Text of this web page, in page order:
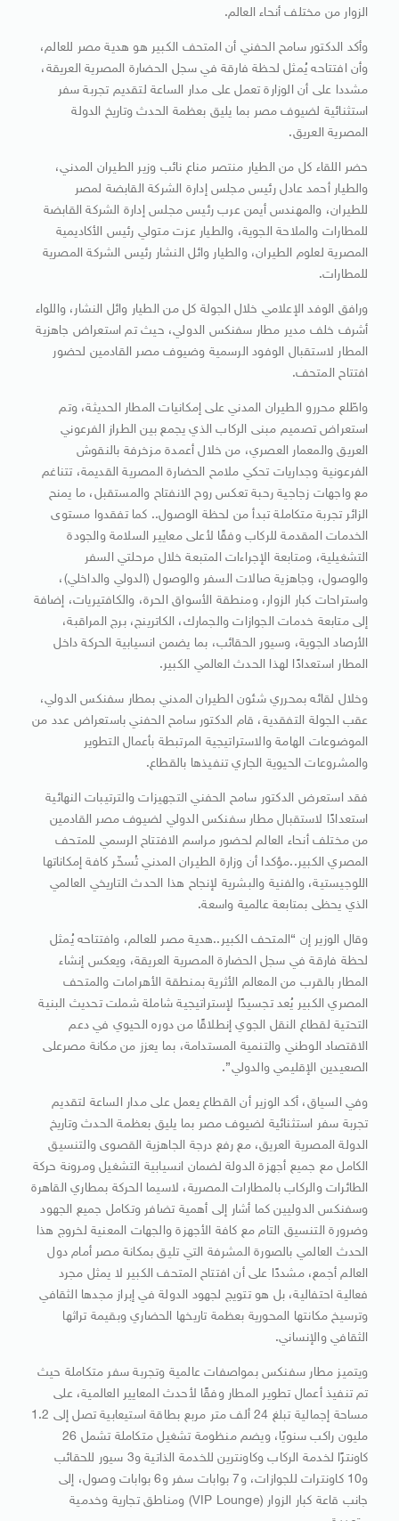
الزوار من مختلف أنحاء العالم.
وأكد الدكتور سامح الحفني أن المتحف الكبير هو هدية مصر للعالم،
وأن افتتاحه يُمثل لحظة فارقة في سجل الحضارة المصرية العريقة،
مشددا على أن الوزارة تعمل على مدار الساعة لتقديم تجربة سفر
استثنائية لضيوف مصر بما يليق بعظمة الحدث وتاريخ الدولة
المصرية العريق.
حضر اللقاء كل من الطيار منتصر مناع نائب وزير الطيران المدني،
والطيار أحمد عادل رئيس مجلس إدارة الشركة القابضة لمصر
للطيران، والمهندس أيمن عرب رئيس مجلس إدارة الشركة القابضة
للمطارات والملاحة الجوية، والطيار عزت متولي رئيس الأكاديمية
المصرية لعلوم الطيران، والطيار وائل النشار رئيس الشركة المصرية
للمطارات.
ورافق الوفد الإعلامي خلال الجولة كل من الطيار وائل النشار، واللواء
أشرف خلف مدير مطار سفنكس الدولي، حيث تم استعراض جاهزية
المطار لاستقبال الوفود الرسمية وضيوف مصر القادمين لحضور
افتتاح المتحف.
واطّلع محررو الطيران المدني على إمكانيات المطار الحديثة، وتم
استعراض تصميم مبنى الركاب الذي يجمع بين الطراز الفرعوني
العريق والمعمار العصري، من خلال أعمدة مزخرفة بالنقوش
الفرعونية وجداريات تحكي ملامح الحضارة المصرية القديمة، تتناغم
مع واجهات زجاجية رحبة تعكس روح الانفتاح والمستقبل، ما يمنح
الزائر تجربة متكاملة تبدأ من لحظة الوصول.. كما تفقدوا مستوى
الخدمات المقدمة للركاب وفقًا لأعلى معايير السلامة والجودة
التشغيلية، ومتابعة الإجراءات المتبعة خلال مرحلتي السفر
والوصول، وجاهزية صالات السفر والوصول (الدولي والداخلي)،
واستراحات كبار الزوار، ومنطقة الأسواق الحرة، والكافتيريات، إضافة
إلى متابعة خدمات الجوازات والجمارك، الكاترينج، برج المراقبة،
الأرصاد الجوية، وسيور الحقائب، بما يضمن انسيابية الحركة داخل
المطار استعدادًا لهذا الحدث العالمي الكبير.
وخلال لقائه بمحرري شئون الطيران المدني بمطار سفنكس الدولي،
عقب الجولة التفقدية، قام الدكتور سامح الحفني باستعراض عدد من
الموضوعات الهامة والاستراتيجية المرتبطة بأعمال التطوير
والمشروعات الحيوية الجاري تنفيذها بالقطاع.
فقد استعرض الدكتور سامح الحفني التجهيزات والترتيبات النهائية
استعدادًا لاستقبال مطار سفنكس الدولي لضيوف مصر القادمين
من مختلف أنحاء العالم لحضور مراسم الافتتاح الرسمي للمتحف
المصري الكبير..مؤكدا أن وزارة الطيران المدني تُسخّر كافة إمكاناتها
اللوجيستية، والفنية والبشرية لإنجاح هذا الحدث التاريخي العالمي
الذي يحظى بمتابعة عالمية واسعة.
وقال الوزير إن “المتحف الكبير..هدية مصر للعالم، وافتتاحه يُمثل
لحظة فارقة في سجل الحضارة المصرية العريقة، ويعكس إنشاء
المطار بالقرب من المعالم الأثرية بمنطقة الأهرامات والمتحف
المصري الكبير يُعد تجسيدًا لإستراتيجية شاملة شملت تحديث البنية
التحتية لقطاع النقل الجوي إنطلاقًا من دوره الحيوي في دعم
الاقتصاد الوطني والتنمية المستدامة، بما يعزز من مكانة مصرعلى
الصعيدين الإقليمي والدولي”.
وفي السياق، أكد الوزير أن القطاع يعمل على مدار الساعة لتقديم
تجربة سفر استثنائية لضيوف مصر بما يليق بعظمة الحدث وتاريخ
الدولة المصرية العريق، مع رفع درجة الجاهزية القصوى والتنسيق
الكامل مع جميع أجهزة الدولة لضمان انسيابية التشغيل ومرونة حركة
الطائرات والركاب بالمطارات المصرية، لاسيما الحركة بمطاري القاهرة
وسفنكس الدوليين كما أشار إلى أهمية تضافر وتكامل جميع الجهود
وضرورة التنسيق التام مع كافة الأجهزة والجهات المعنية لخروج هذا
الحدث العالمي بالصورة المشرفة التي تليق بمكانة مصر أمام دول
العالم أجمع، مشددًا على أن افتتاح المتحف الكبير لا يمثل مجرد
فعالية احتفالية، بل هو تتويج لجهود الدولة في إبراز مجدها الثقافي
وترسيخ مكانتها المحورية بعظمة تاريخها الحضاري وبقيمة تراثها
الثقافي والإنساني.
ويتميز مطار سفنكس بمواصفات عالمية وتجربة سفر متكاملة حيث
تم تنفيذ أعمال تطوير المطار وفقًا لأحدث المعايير العالمية، على
مساحة إجمالية تبلغ 24 ألف متر مربع بطاقة استيعابية تصل إلى 1.2
مليون راكب سنويًا، ويضم منظومة تشغيل متكاملة تشمل 26
كاونترًا لخدمة الركاب وكاونترين للخدمة الذاتية و3 سيور للحقائب
و10 كاونترات للجوازات، و7 بوابات سفر و6 بوابات وصول، إلى
جانب قاعة كبار الزوار (VIP Lounge) ومناطق تجارية وخدمية